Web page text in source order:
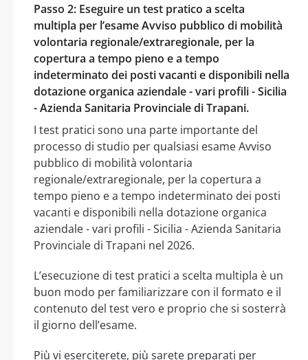
Passo 2: Eseguire un test pratico a scelta
multipla per l’esame Avviso pubblico di mobilità
volontaria regionale/extraregionale, per la
copertura a tempo pieno e a tempo
indeterminato dei posti vacanti e disponibili nella
dotazione organica aziendale - vari profili - Sicilia
- Azienda Sanitaria Provinciale di Trapani.
I test pratici sono una parte importante del
processo di studio per qualsiasi esame Avviso
pubblico di mobilità volontaria
regionale/extraregionale, per la copertura a
tempo pieno e a tempo indeterminato dei posti
vacanti e disponibili nella dotazione organica
aziendale - vari profili - Sicilia - Azienda Sanitaria
Provinciale di Trapani nel 2026.
L’esecuzione di test pratici a scelta multipla è un
buon modo per familiarizzare con il formato e il
contenuto del test vero e proprio che si sosterrà
il giorno dell’esame.
Più vi eserciterete, più sarete preparati per